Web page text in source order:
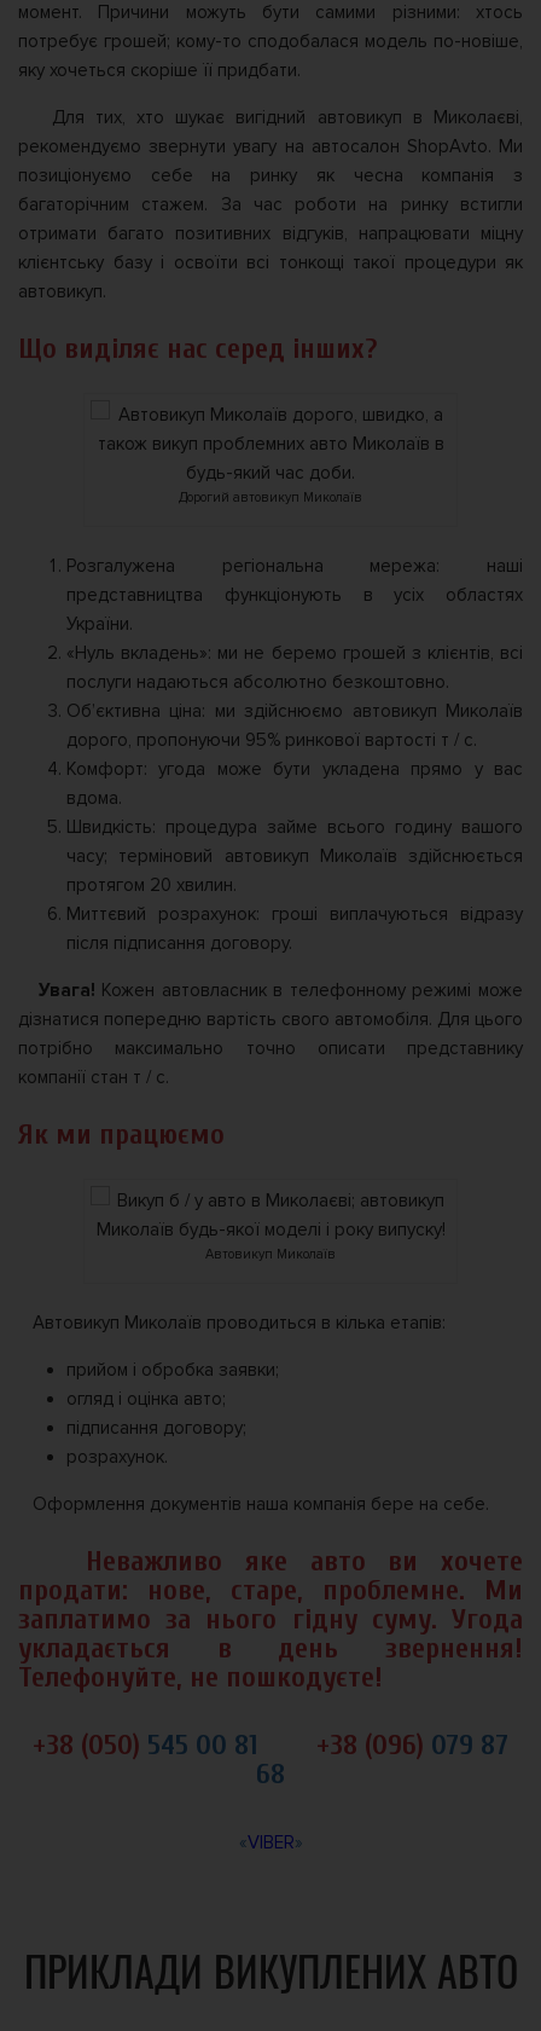
момент. Причини можуть бути самими різними: хтось
потребує грошей; кому-то сподобалася модель по-новіше,
яку хочеться скоріше її придбати.
Для тих, хто шукає вигідний автовикуп в Миколаєві,
рекомендуємо звернути увагу на автосалон ShopAvto. Ми
позиціонуємо себе на ринку як чесна компанія з
багаторічним стажем. За час роботи на ринку встигли
отримати багато позитивних відгуків, напрацювати міцну
клієнтську базу і освоїти всі тонкощі такої процедури як
автовикуп.
Що виділяє нас серед інших?
Дорогий автовикуп Миколаїв
Розгалужена регіональна мережа: наші
представництва функціонують в усіх областях
України.
«Нуль вкладень»: ми не беремо грошей з клієнтів, всі
послуги надаються абсолютно безкоштовно.
Об’єктивна ціна: ми здійснюємо автовикуп Миколаїв
дорого, пропонуючи 95% ринкової вартості т / с.
Комфорт: угода може бути укладена прямо у вас
вдома.
Швидкість: процедура займе всього годину вашого
часу; терміновий автовикуп Миколаїв здійснюється
протягом 20 хвилин.
Миттєвий розрахунок: гроші виплачуються відразу
після підписання договору.
Увага! Кожен автовласник в телефонному режимі може
дізнатися попередню вартість свого автомобіля. Для цього
потрібно максимально точно описати представнику
компанії стан т / с.
Як ми працюємо
Автовикуп Миколаїв
Автовикуп Миколаїв проводиться в кілька етапів:
прийом і обробка заявки;
огляд і оцінка авто;
підписання договору;
розрахунок.
Оформлення документів наша компанія бере на себе.
Неважливо яке авто ви хочете
продати: нове, старе, проблемне. Ми
заплатимо за нього гідну суму. Угода
укладається в день звернення!
Телефонуйте, не пошкодуєте!
+38 (050) 545 00 81 +38 (096) 079 87
68
«VIBER»
ПРИКЛАДИ ВИКУПЛЕНИХ АВТО